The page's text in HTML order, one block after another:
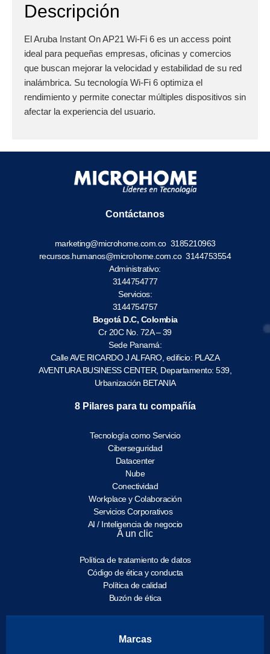
Descripción
El Aruba Instant On AP21 Wi-Fi 6 es un access point
ideal para pequeñas empresas, oficinas y comercios
que buscan mejorar la velocidad y estabilidad de su red
inalámbrica. Su tecnología Wi-Fi 6 optimiza el
rendimiento y permite conectar múltiples dispositivos sin
afectar la experiencia del usuario.
Contáctanos
marketing@microhome.com.co 3185210963
recursos.humanos@microhome.com.co3144753554
Administrativo:
3144754777
Servicios:
3144754757
Bogotá D.C, Colombia
Cr 20C No. 72A – 39
Sede Panamá:
Calle AVE RICARDO J ALFARO, edificio: PLAZA
AVENTURA BUSINESS CENTER, Departamento: 539,
Urbanización BETANIA
8 Pilares para tu compañía
Tecnología como Servicio
Ciberseguridad
Datacenter
Nube
Conectividad
Workplace y Colaboración
Servicios Corporativos
AI / Inteligencia de negocio
A un clic
Política de tratamiento de datos
Código de ética y conducta
Política de calidad
Buzón de ética
Marcas